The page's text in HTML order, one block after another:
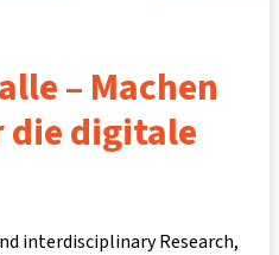
– Machen
die digitale
interdisciplinary Research,